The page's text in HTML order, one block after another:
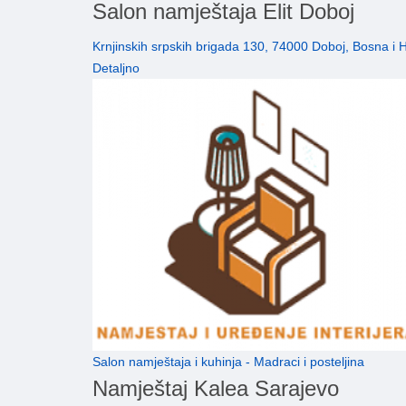
Salon namještaja Elit Doboj
Krnjinskih srpskih brigada 130, 74000 Doboj, Bosna i
Detaljno
Salon namještaja i kuhinja - Madraci i posteljina
Namještaj Kalea Sarajevo